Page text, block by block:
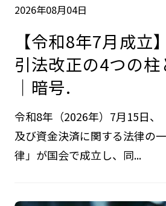
2026年08月04日
【令和8年7月成立
引法改正の4つの
｜暗号.
令和8年（2026年）7月15日、
及び資金決済に関する法律の
律」が国会で成立し、同...